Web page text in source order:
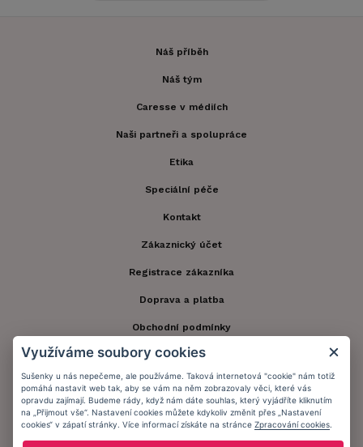
Náš příběh
Náš tým
Caresse v médiích
Naši partneři a spolupráce
Etika
Speciální péče
Kontakt
Zákaznický účet
Registrace zákazníka
Doprava a platba
Obchodní podmínky
Ochrana osobních údajů
Informační memorandum
Zůstaňte s námi v kontaktu.
Využíváme soubory cookies
Sušenky u nás nepečeme, ale používáme. Taková internetová "cookie" nám totiž
pomáhá nastavit web tak, aby se vám na něm zobrazovaly věci, které vás
opravdu zajímají. Budeme rády, když nám dáte souhlas, který vyjádříte kliknutím
na „Přijmout vše“. Nastavení cookies můžete kdykoliv změnit přes „Nastavení
cookies“ v zápatí stránky. Více informací získáte na stránce Zpracování cookies